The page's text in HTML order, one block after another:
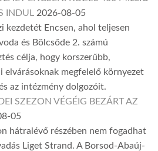
INDUL 2026-08-05
kezdetét Encsen, ahol teljesen
és Bölcsőde 2. számú
célja, hogy korszerűbb,
elvárásoknak megfelelő környezet
az intézmény dolgozóit.
SZEZON VÉGÉIG BEZÁRT AZ
05
hátralévő részében nem fogadhat
Liget Strand. A Borsod-Abaúj-